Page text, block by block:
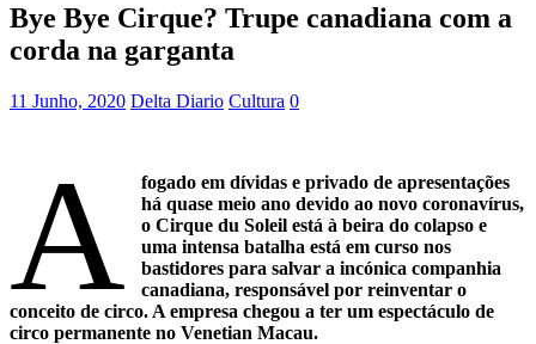
Bye Bye Cirque? Trupe canadiana com a
corda na garganta
11 Junho, 2020 Delta Diario Cultura 0
A
fogado em dívidas e privado de apresentações
há quase meio ano devido ao novo coronavírus,
o Cirque du Soleil está à beira do colapso e
uma intensa batalha está em curso nos
bastidores para salvar a incónica companhia
canadiana, responsável por reinventar o
conceito de circo. A empresa chegou a ter um espectáculo de
circo permanente no Venetian Macau.